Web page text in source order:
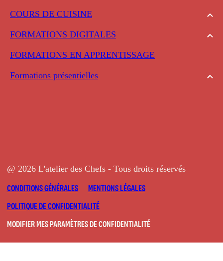
COURS DE CUISINE
FORMATIONS DIGITALES
FORMATIONS EN APPRENTISSAGE
Formations présentielles
@ 2026 L'atelier des Chefs - Tous droits réservés
CONDITIONS GÉNÉRALES
MENTIONS LÉGALES
POLITIQUE DE CONFIDENTIALITÉ
MODIFIER MES PARAMÈTRES DE CONFIDENTIALITÉ